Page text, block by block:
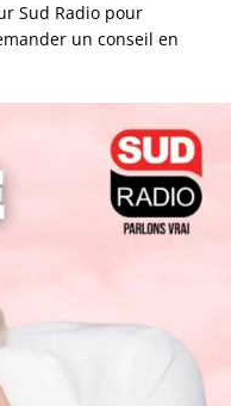
Sud Radio pour
un conseil en